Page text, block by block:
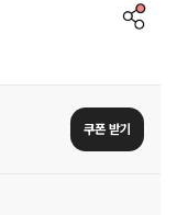
쿠폰 받기